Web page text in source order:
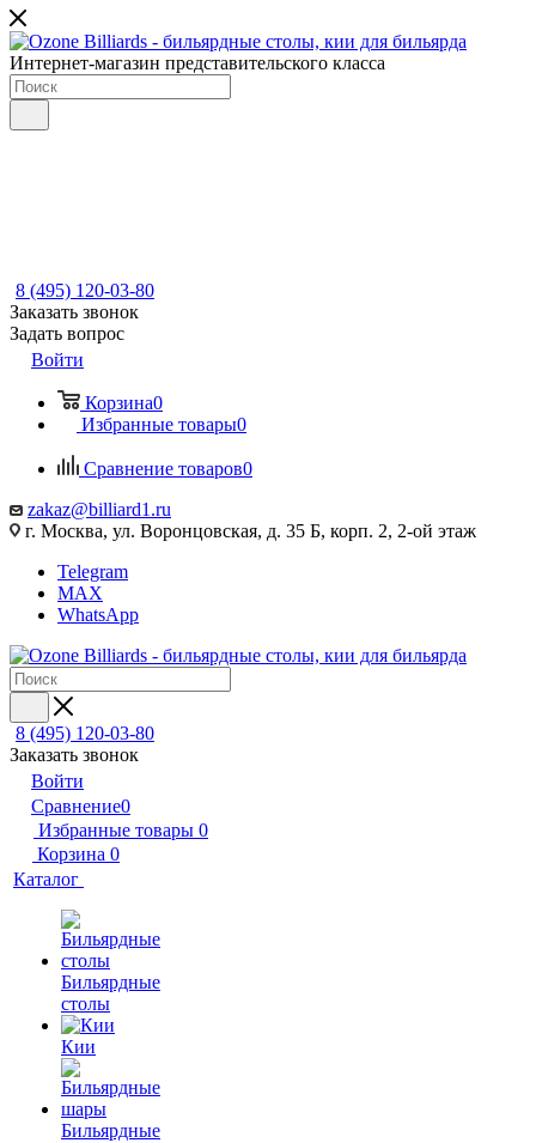
Интернет-магазин представительского класса
8 (495) 120-03-80
Заказать звонок
Задать вопрос
Войти
Корзина0
Избранные товары0
Сравнение товаров0
zakaz@billiard1.ru
г. Москва, ул. Воронцовская, д. 35 Б, корп. 2, 2-ой этаж
Telegram
MAX
WhatsApp
8 (495) 120-03-80
Заказать звонок
Войти
Сравнение0
Избранные товары 0
Корзина 0
Каталог
Бильярдные
столы
Кии
Бильярдные